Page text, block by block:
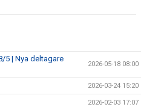
5 | Nya deltagare
2026-05-18 08:00
2026-03-24 15:20
2026-02-03 17:07